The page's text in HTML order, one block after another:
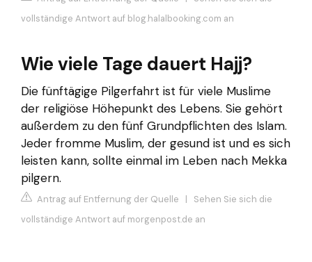
vollständige Antwort auf blog.halalbooking.com an
Wie viele Tage dauert Hajj?
Die fünftägige Pilgerfahrt ist für viele Muslime
der religiöse Höhepunkt des Lebens. Sie gehört
außerdem zu den fünf Grundpflichten des Islam.
Jeder fromme Muslim, der gesund ist und es sich
leisten kann, sollte einmal im Leben nach Mekka
pilgern.
Antrag auf Entfernung der Quelle | Sehen Sie sich die
vollständige Antwort auf morgenpost.de an